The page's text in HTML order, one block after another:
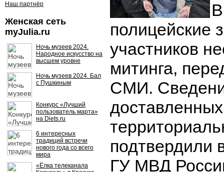
Наш партнёр
Женская сеть
myJulia.ru
Ночь музеев 2024.
Народное искусство на
высшем уровне
Ночь музеев 2024. Бал
с Пушкиным
Конкурс «Лучший
пользователь марта»
на Diets.ru
6 интересных
традиций встречи
нового года со всего
мира
«Ёлка телеканала
полицейские
участников
митинга,
СМИ.
подтвердили
ГУ МВД